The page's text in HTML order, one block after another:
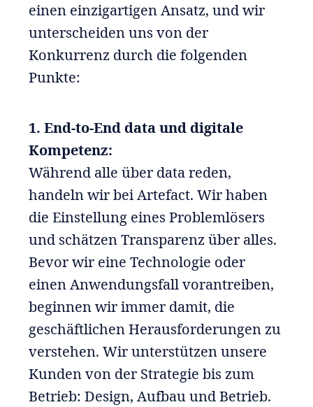
einen einzigartigen Ansatz, und wir
unterscheiden uns von der
Konkurrenz durch die folgenden
Punkte:
1. End-to-End data und digitale
Kompetenz:
Während alle über data reden,
handeln wir bei Artefact. Wir haben
die Einstellung eines Problemlösers
und schätzen Transparenz über alles.
Bevor wir eine Technologie oder
einen Anwendungsfall vorantreiben,
beginnen wir immer damit, die
geschäftlichen Herausforderungen zu
verstehen. Wir unterstützen unsere
Kunden von der Strategie bis zum
Betrieb: Design, Aufbau und Betrieb.